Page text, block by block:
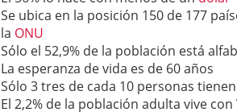
Se ubica en la posición 150 de 177
la ONU
Sólo el 52,9% de la población está
La esperanza de vida es de 60 años
Sólo 3 tres de cada 10 personas
El 2,2% de la población adulta vive